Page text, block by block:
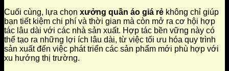
Cuối cùng, lựa chọn xưởng quần áo giá rẻ không chỉ giúp
bạn tiết kiệm chi phí và thời gian mà còn mở ra cơ hội hợp
tác lâu dài với các nhà sản xuất. Hợp tác bền vững này có
thể tạo ra những lợi ích lâu dài, từ việc tối ưu hóa quy trình
sản xuất đến việc phát triển các sản phẩm mới phù hợp với
xu hướng thị trường.